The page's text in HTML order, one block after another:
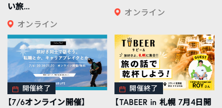
い旅...
オンライン
オンライン
開催終了
【7/6オンライン開催】
開催終了
【TABEER in 札幌 7月4日開